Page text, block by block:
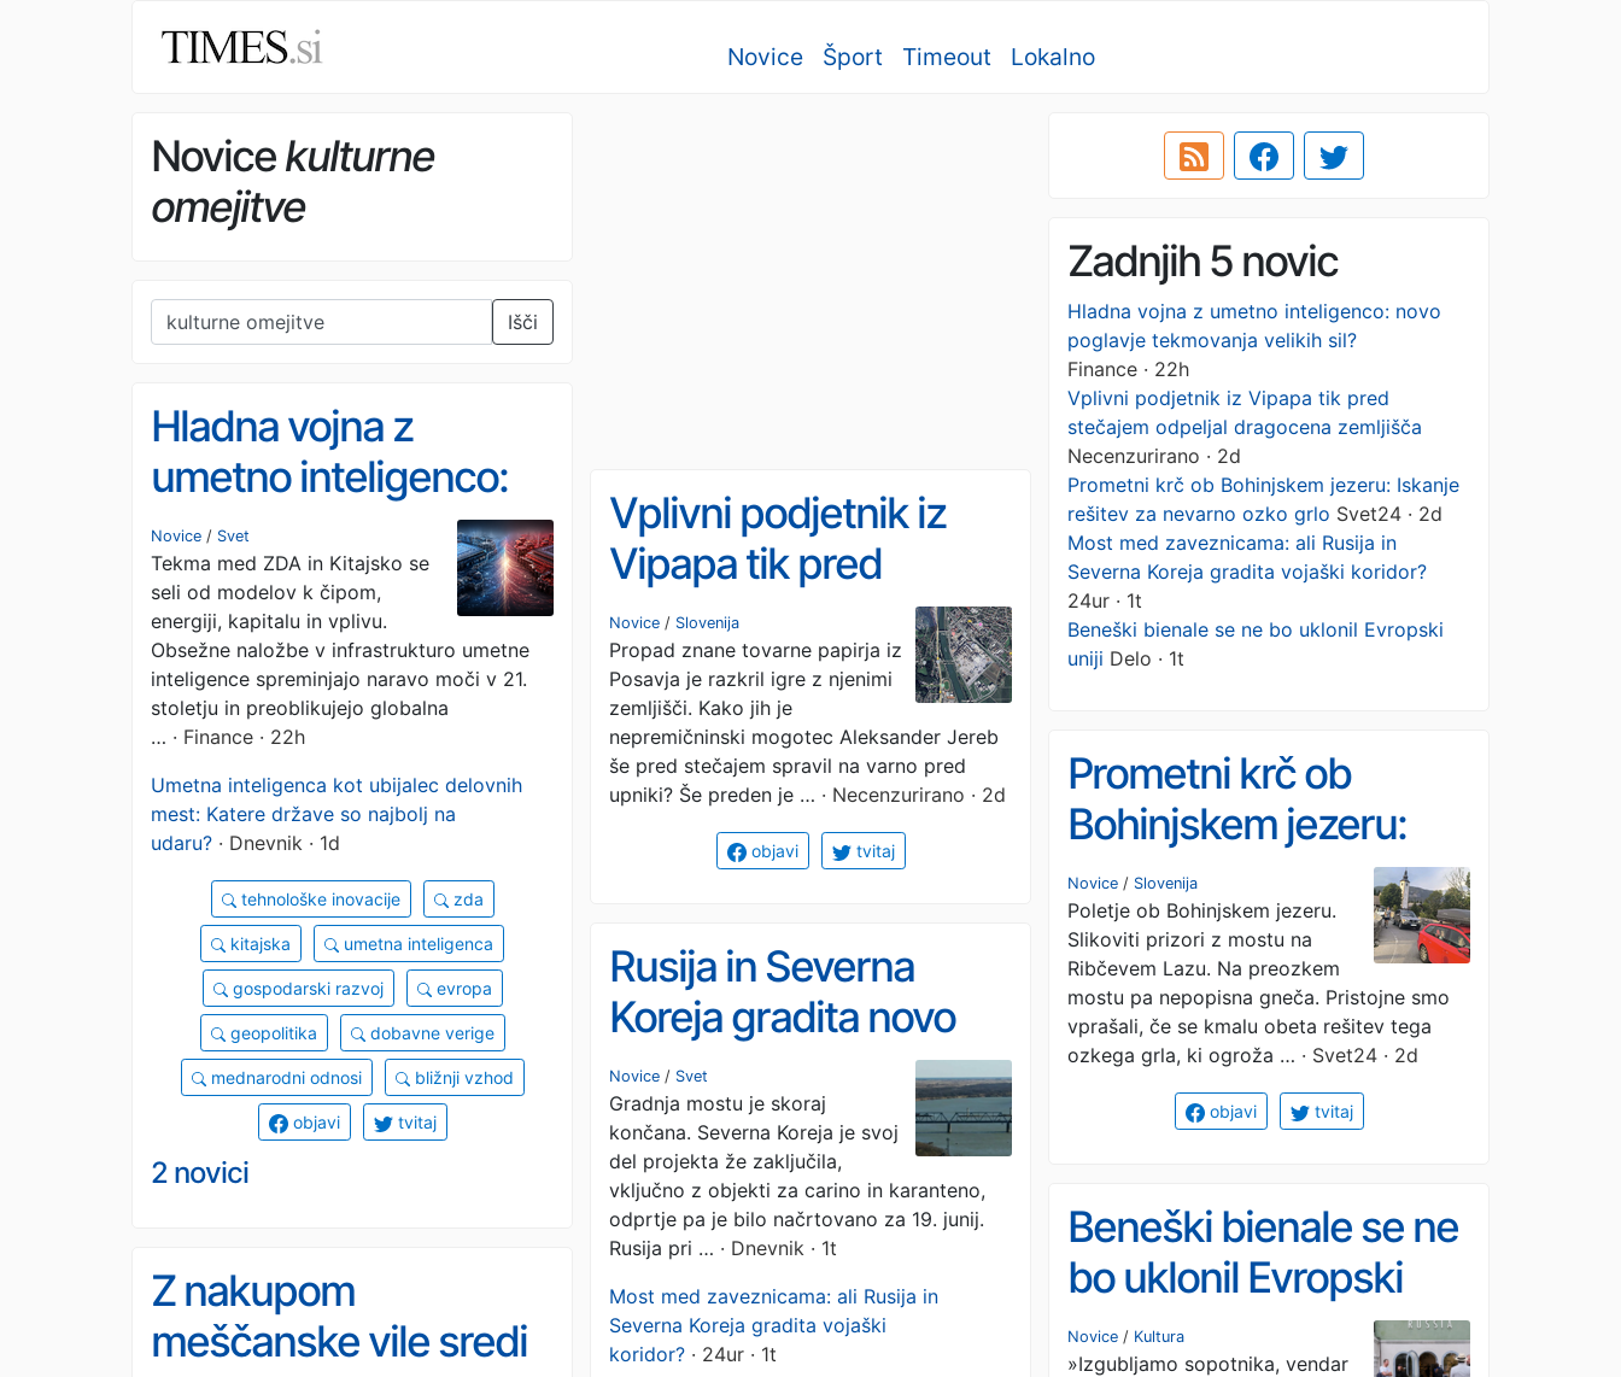
Novice Šport Timeout Lokalno
Novicekulturne
omejitve
Išči
Zadnjih 5 novic
Hladna vojna z umetno inteligenco: novo
poglavje tekmovanja velikih sil?
Finance · 22h
Vplivni podjetnik iz Vipapa tik pred
stečajem odpeljal dragocena zemljišča
Necenzurirano · 2d
Prometni krč ob Bohinjskem jezeru: Iskanje
rešitev za nevarno ozko grlo Svet24 · 2d
Most med zaveznicama: ali Rusija in
Severna Koreja gradita vojaški koridor?
24ur · 1t
Beneški bienale se ne bo uklonil Evropski
uniji Delo · 1t
Hladna vojna z
umetno inteligenco:
novo poglavje
tekmovanja velikih sil?
Novice / Svet
Tekma med ZDA in Kitajsko se
seli od modelov k čipom,
energiji, kapitalu in vplivu.
Obsežne naložbe v infrastrukturo umetne
inteligence spreminjajo naravo moči v 21.
stoletju in preoblikujejo globalna
… · Finance · 22h
Umetna inteligenca kot ubijalec delovnih
mest: Katere države so najbolj na
udaru? · Dnevnik · 1d
tehnološke inovacije zda
kitajska umetna inteligenca
gospodarski razvoj evropa
geopolitika dobavne verige
mednarodni odnosi bližnji vzhod
objavi tvitaj
2 novici
Vplivni podjetnik iz
Vipapa tik pred
stečajem odpeljal
dragocena zemljišča
Novice / Slovenija
Propad znane tovarne papirja iz
Posavja je razkril igre z njenimi
zemljišči. Kako jih je
nepremičninski mogotec Aleksander Jereb
še pred stečajem spravil na varno pred
upniki? Še preden je … · Necenzurirano · 2d
objavi tvitaj
Prometni krč ob
Bohinjskem jezeru:
Iskanje rešitev za
nevarno ozko grlo
Novice / Slovenija
Poletje ob Bohinjskem jezeru.
Slikoviti prizori z mostu na
Ribčevem Lazu. Na preozkem
mostu pa nepopisna gneča. Pristojne smo
vprašali, če se kmalu obeta rešitev tega
ozkega grla, ki ogroža … · Svet24 · 2d
objavi tvitaj
Rusija in Severna
Koreja gradita novo
povezavo: most, ki bi
lahko postal vojaška
oskrbovalna pot za
vojno v Ukrajini
Novice / Svet
Gradnja mostu je skoraj
končana. Severna Koreja je svoj
del projekta že zaključila,
vključno z objekti za carino in karanteno,
odprtje pa je bilo načrtovano za 19. junij.
Rusija pri … · Dnevnik · 1t
Most med zaveznicama: ali Rusija in
Severna Koreja gradita vojaški
koridor? · 24ur · 1t
Beneški bienale se ne
bo uklonil Evropski
uniji
Novice / Kultura
»Izgubljamo sopotnika, vendar
Z nakupom
meščanske vile sredi